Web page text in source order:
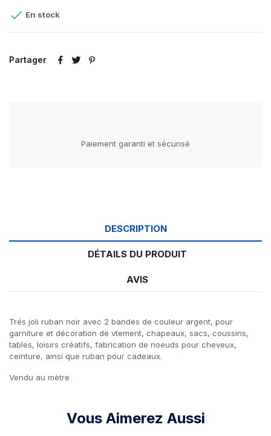
 En stock
Partager
Paiement garanti et sécurisé
DESCRIPTION
DÉTAILS DU PRODUIT
AVIS
Trés joli ruban noir avec 2 bandes de couleur argent, pour
garniture et décoration de vtement, chapeaux, sacs, coussins,
tables, loisirs créatifs, fabrication de noeuds pour cheveux,
ceinture, ainsi que ruban pour cadeaux.
Vendu au mètre
Vous Aimerez Aussi